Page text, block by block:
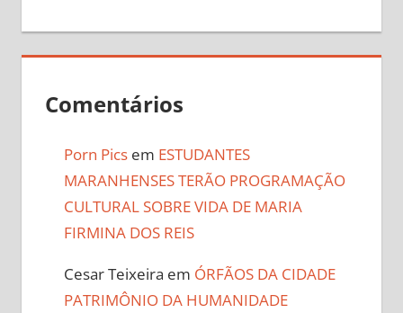
Comentários
Porn Picsem ESTUDANTES
MARANHENSES TERÃO PROGRAMAÇÃO
CULTURAL SOBRE VIDA DE MARIA
FIRMINA DOS REIS
Cesar Teixeira em ÓRFÃOS DA CIDADE
PATRIMÔNIO DA HUMANIDADE